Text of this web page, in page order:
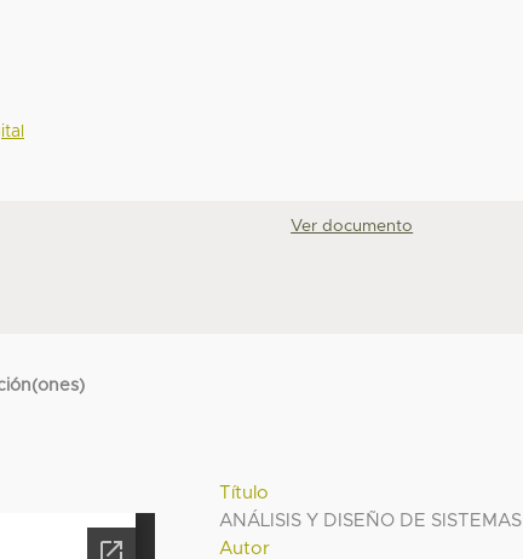
Ver documento
Título
ANÁLISIS Y DISEÑO DE SISTEMAS
Autor